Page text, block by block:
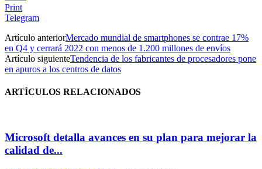
Print
Telegram
Artículo anteriorMercado mundial de smartphones se contrae 17%
en Q4 y cerrará 2022 con menos de 1.200 millones de envíos
Artículo siguienteTendencia de los fabricantes de procesadores pone
en apuros a los centros de datos
ARTÍCULOS RELACIONADOS
Microsoft detalla avances en su plan para mejorar la
calidad de...